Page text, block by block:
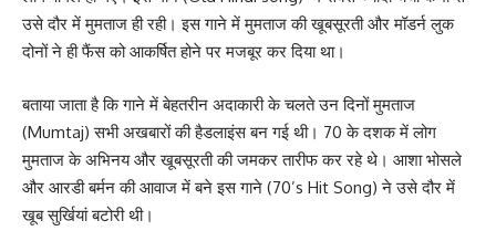
उसे दौर में मुमताज ही रही। इस गाने में मुमताज की खूबसूरती और मॉडर्न लुक
दोनों ने ही फैंस को आकर्षित होने पर मजबूर कर दिया था।
बताया जाता है कि गाने में बेहतरीन अदाकारी के चलते उन दिनों मुमताज
(Mumtaj) सभी अखबारों की हैडलाइंस बन गई थी। 70 के दशक में लोग
मुमताज के अभिनय और खूबसूरती की जमकर तारीफ कर रहे थे। आशा भोसले
और आरडी बर्मन की आवाज में बने इस गाने (70’s Hit Song) ने उसे दौर में
खूब सुर्खियां बटोरी थी।